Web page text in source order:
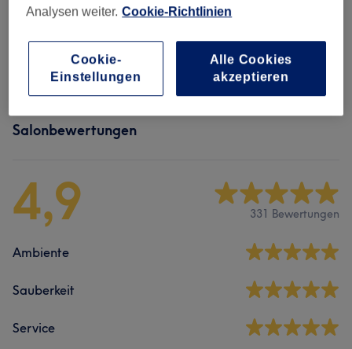
Fußpflege (1) ab 35 €
Salonbewertungen
4,9 331 Bewertungen
Ambiente
Sauberkeit
Service
Analysen weiter. Cookie-Richtlinien
Cookie-
Einstellungen
Alle Cookies
akzeptieren